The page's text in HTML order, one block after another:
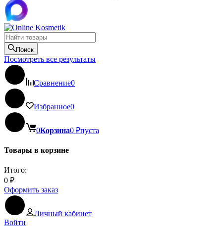
Поиск
Посмотреть все результаты
Сравнение0
Избранное0
0Корзина0 ₽пуста
Товары в корзине
Итого:
0 ₽
Оформить заказ
Личный кабинет
Войти